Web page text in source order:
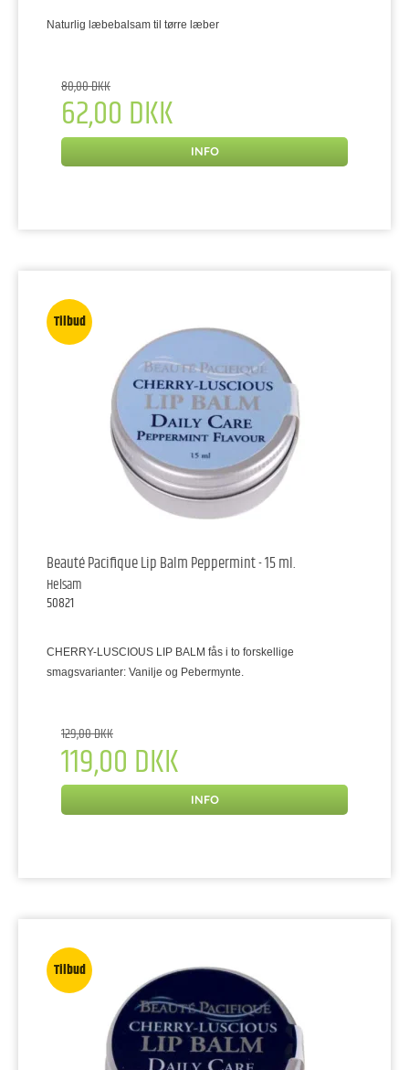
Naturlig læbebalsam til tørre læber
80,00 DKK
62,00 DKK
INFO
Tilbud
Beauté Pacifique Lip Balm Peppermint - 15 ml.
Helsam
50821
CHERRY-LUSCIOUS LIP BALM fås i to forskellige
smagsvarianter: Vanilje og Pebermynte.
129,00 DKK
119,00 DKK
INFO
Tilbud